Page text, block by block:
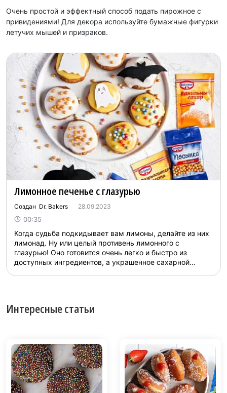
Очень простой и эффектный способ подать пирожное с
привидениями! Для декора используйте бумажные фигурки
летучих мышей и призраков.
Лимонное печенье с глазурью
Создан Dr. Bakers 28.09.2023
00:35
Когда судьба подкидывает вам лимоны, делайте из них
лимонад. Ну или целый противень лимонного с
глазурью! Оно готовится очень легко и быстро из
доступных ингредиентов, а украшенное сахарной
чаепитием с рассыпча...
Интересные статьи